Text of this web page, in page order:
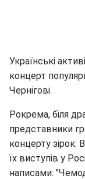
Українські
концерт
Чернігові.
Pокрема, біля
представники
концерту зірок.
їх виступів у
написами: